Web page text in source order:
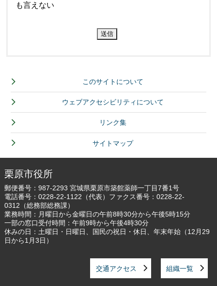
も言えない
このサイトについて
ウェブアクセシビリティについて
リンク集
サイトマップ
栗原市役所
郵便番号：987-2293 宮城県栗原市築館薬師一丁目7番1号
電話番号： 0228-22-1122 （代表）ファクス番号：0228-22-
0312（総務部総務課）
業務時間：月曜日から金曜日の午前8時30分から午後5時15分
一部の窓口受付時間：午前9時から午後4時30分
休みの日：土曜日・日曜日、国民の祝日・休日、年末年始（12月29
日から1月3日）
交通アクセス 組織一覧